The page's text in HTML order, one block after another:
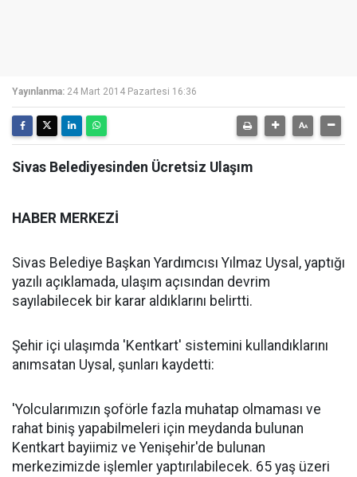
Yayınlanma: 24 Mart 2014 Pazartesi 16:36
Sivas Belediyesinden Ücretsiz Ulaşım
HABER MERKEZİ
Sivas Belediye Başkan Yardımcısı Yılmaz Uysal, yaptığı
yazılı açıklamada, ulaşım açısından devrim
sayılabilecek bir karar aldıklarını belirtti.
Şehir içi ulaşımda 'Kentkart' sistemini kullandıklarını
anımsatan Uysal, şunları kaydetti:
'Yolcularımızın şoförle fazla muhatap olmaması ve
rahat biniş yapabilmeleri için meydanda bulunan
Kentkart bayiimiz ve Yenişehir'de bulunan
merkezimizde işlemler yaptırılabilecek. 65 yaş üzeri